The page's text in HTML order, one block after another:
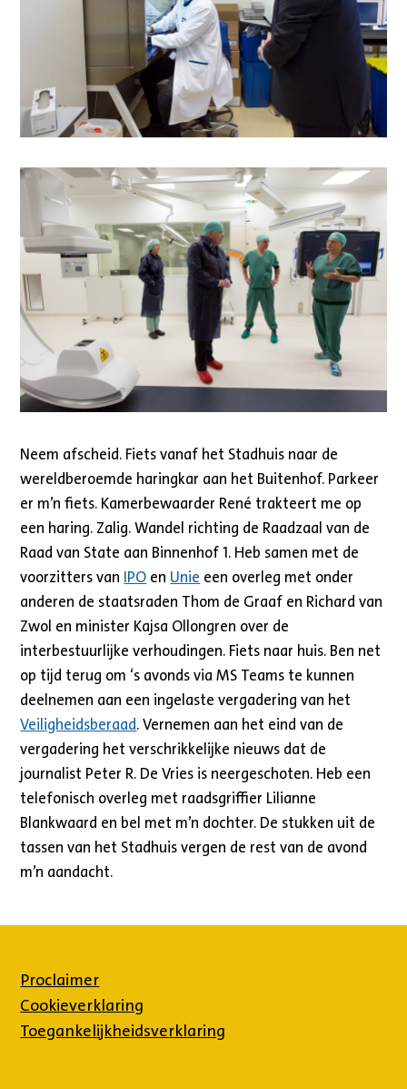
Neem afscheid. Fiets vanaf het Stadhuis naar de
wereldberoemde haringkar aan het Buitenhof. Parkeer
er m’n fiets. Kamerbewaarder René trakteert me op
een haring. Zalig. Wandel richting de Raadzaal van de
Raad van State aan Binnenhof 1. Heb samen met de
voorzitters van IPO en Unie een overleg met onder
anderen de staatsraden Thom de Graaf en Richard van
Zwol en minister Kajsa Ollongren over de
interbestuurlijke verhoudingen. Fiets naar huis. Ben net
op tijd terug om ‘s avonds via MS Teams te kunnen
deelnemen aan een ingelaste vergadering van het
Veiligheidsberaad. Vernemen aan het eind van de
vergadering het verschrikkelijke nieuws dat de
journalist Peter R. De Vries is neergeschoten. Heb een
telefonisch overleg met raadsgriffier Lilianne
Blankwaard en bel met m’n dochter. De stukken uit de
tassen van het Stadhuis vergen de rest van de avond
m’n aandacht.
Proclaimer
Cookieverklaring
Toegankelijkheidsverklaring